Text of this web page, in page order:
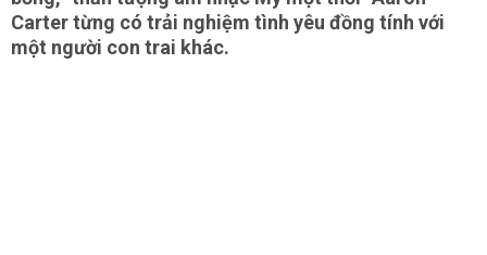
Carter từng có trải nghiệm tình yêu đồng tính với
một người con trai khác.